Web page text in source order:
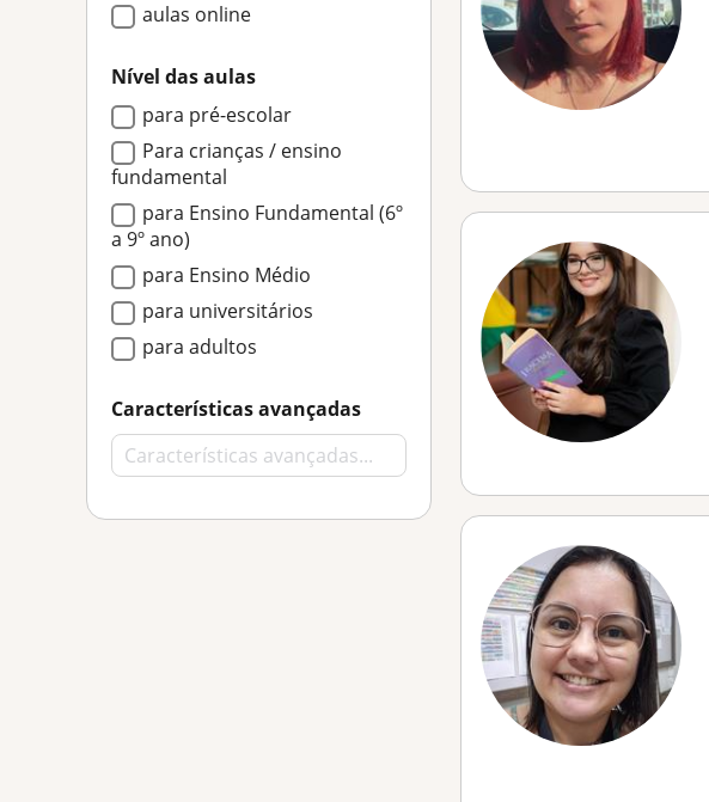
aulas online
Nível das aulas
para pré-escolar
Para crianças / ensino
fundamental
para Ensino Fundamental (6º
a 9º ano)
para Ensino Médio
para universitários
para adultos
Características avançadas